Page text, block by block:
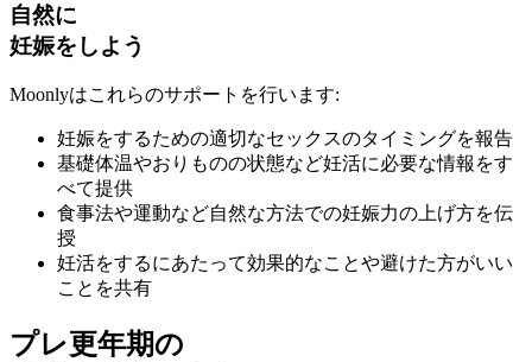
自然に
妊娠をしよう
Moonlyはこれらのサポートを行います:
妊娠をするための適切なセックスのタイミングを報告
基礎体温やおりものの状態など妊活に必要な情報をす
べて提供
食事法や運動など自然な方法での妊娠力の上げ方を伝
授
妊活をするにあたって効果的なことや避けた方がいい
ことを共有
プレ更年期の